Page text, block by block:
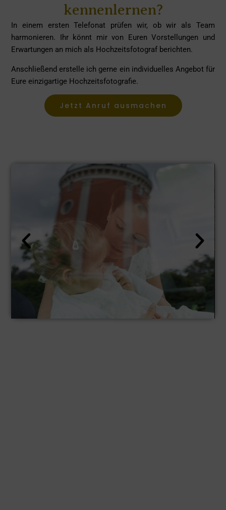
kennenlernen?
In einem ersten Telefonat prüfen wir, ob wir als Team
harmonieren. Ihr könnt mir von Euren Vorstellungen und
Erwartungen an mich als Hochzeitsfotograf berichten.
Anschließend erstelle ich gerne ein individuelles Angebot für
Eure einzigartige Hochzeitsfotografie.
Jetzt Anruf ausmachen